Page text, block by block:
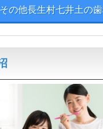
その他長生村七井土の